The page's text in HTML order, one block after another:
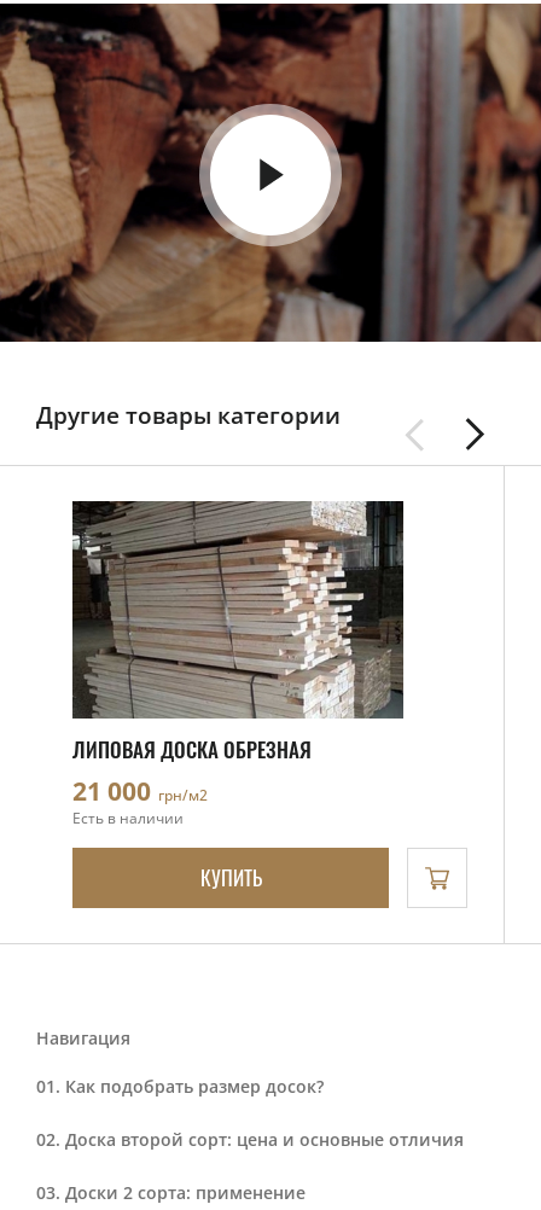
Навигация
Как подобрать размер досок?
Доска второй сорт: цена и основные отличия
Доски 2 сорта: применение
Другие товары категории
ЛИПОВАЯ ДОСКА ОБРЕЗНАЯ
21 000 грн/м2
Есть в наличии
КУПИТЬ